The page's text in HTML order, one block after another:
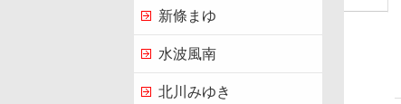
新條まゆ
水波風南
北川みゆき